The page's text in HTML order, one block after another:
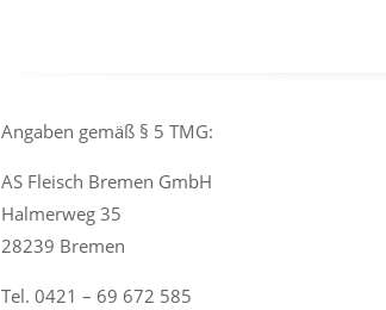
Angaben gemäß § 5 TMG:
AS Fleisch Bremen GmbH
Halmerweg 35
28239 Bremen
Tel. 0421 – 69 672 585